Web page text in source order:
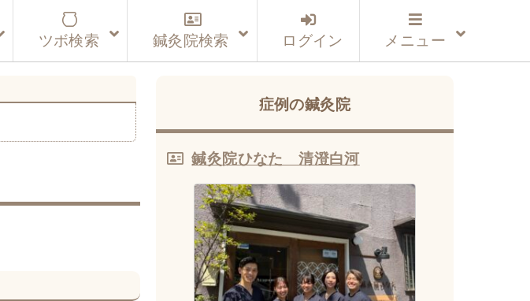
ツボ検索 鍼灸院検索 ログイン メニュー
症例の鍼灸院
鍼灸院ひなた 清澄白河